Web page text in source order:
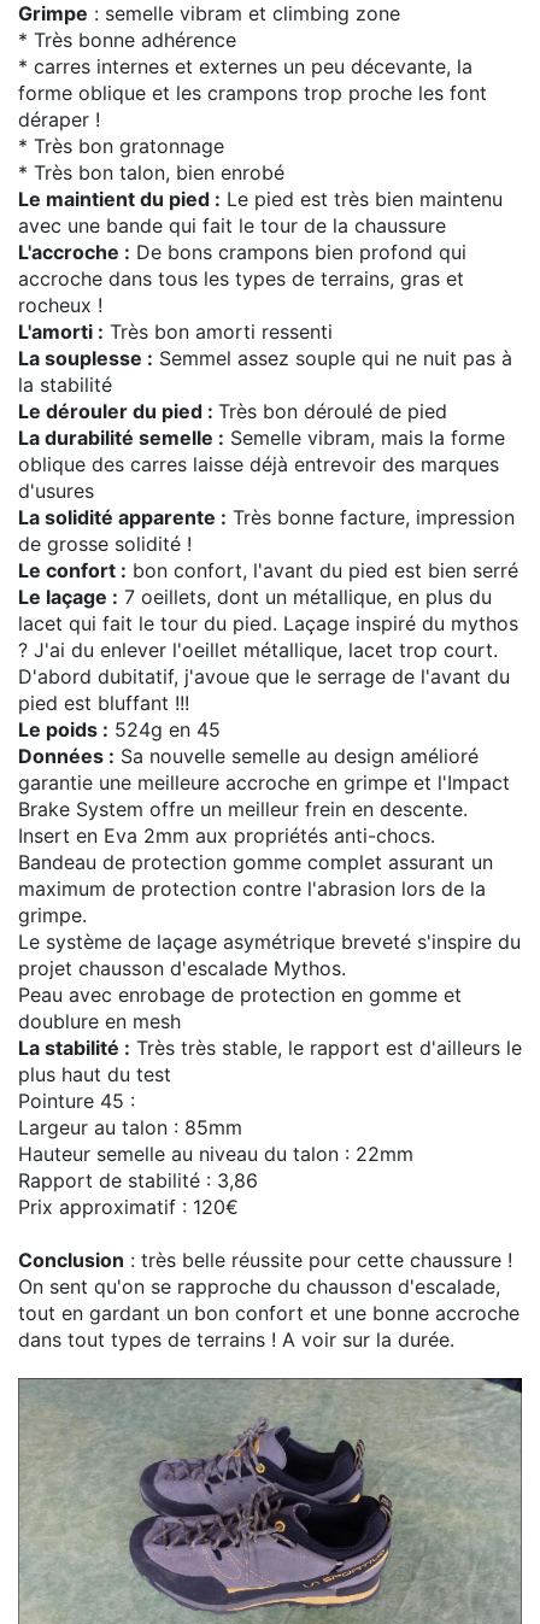
Grimpe : semelle vibram et climbing zone
* Très bonne adhérence
* carres internes et externes un peu décevante, la
forme oblique et les crampons trop proche les font
déraper !
* Très bon gratonnage
* Très bon talon, bien enrobé
Le maintient du pied : Le pied est très bien maintenu
avec une bande qui fait le tour de la chaussure
L'accroche : De bons crampons bien profond qui
accroche dans tous les types de terrains, gras et
rocheux !
L'amorti : Très bon amorti ressenti
La souplesse : Semmel assez souple qui ne nuit pas à
la stabilité
Le dérouler du pied : Très bon déroulé de pied
La durabilité semelle : Semelle vibram, mais la forme
oblique des carres laisse déjà entrevoir des marques
d'usures
La solidité apparente : Très bonne facture, impression
de grosse solidité !
Le confort : bon confort, l'avant du pied est bien serré
Le laçage : 7 oeillets, dont un métallique, en plus du
lacet qui fait le tour du pied. Laçage inspiré du mythos
? J'ai du enlever l'oeillet métallique, lacet trop court.
D'abord dubitatif, j'avoue que le serrage de l'avant du
pied est bluffant !!!
Le poids : 524g en 45
Données : Sa nouvelle semelle au design amélioré
garantie une meilleure accroche en grimpe et l'Impact
Brake System offre un meilleur frein en descente.
Insert en Eva 2mm aux propriétés anti-chocs.
Bandeau de protection gomme complet assurant un
maximum de protection contre l'abrasion lors de la
grimpe.
Le système de laçage asymétrique breveté s'inspire du
projet chausson d'escalade Mythos.
Peau avec enrobage de protection en gomme et
doublure en mesh
La stabilité : Très très stable, le rapport est d'ailleurs le
plus haut du test
Pointure 45 :
Largeur au talon : 85mm
Hauteur semelle au niveau du talon : 22mm
Rapport de stabilité : 3,86
Prix approximatif : 120€
Conclusion : très belle réussite pour cette chaussure !
On sent qu'on se rapproche du chausson d'escalade,
tout en gardant un bon confort et une bonne accroche
dans tout types de terrains ! A voir sur la durée.